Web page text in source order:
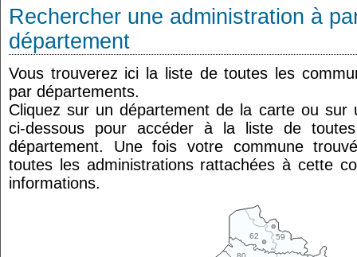
Rechercher une administration à
département
Vous trouverez ici la liste de toutes les
par départements.
Cliquez sur un département de la carte ou sur
ci-dessous pour accéder à la liste de
département. Une fois votre commune
toutes les administrations rattachées à cette
informations.
59
62